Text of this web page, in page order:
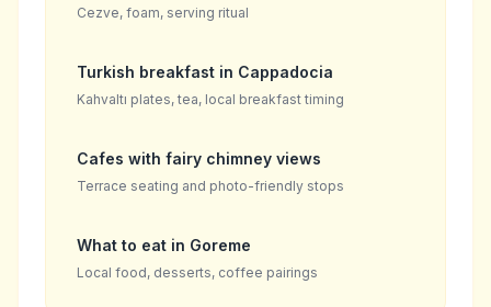
Cezve, foam, serving ritual
Turkish breakfast in Cappadocia
Kahvaltı plates, tea, local breakfast timing
Cafes with fairy chimney views
Terrace seating and photo-friendly stops
What to eat in Goreme
Local food, desserts, coffee pairings